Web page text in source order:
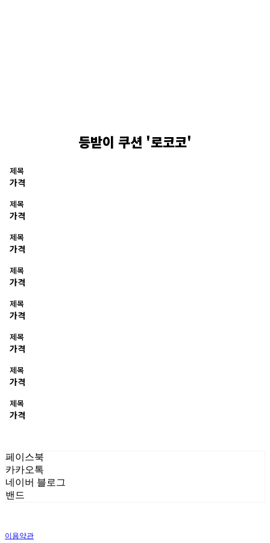
등받이 쿠션 '로코코'
제목
가격
제목
가격
제목
가격
제목
가격
제목
가격
제목
가격
제목
가격
제목
가격
페이스북
카카오톡
네이버 블로그
밴드
이용약관